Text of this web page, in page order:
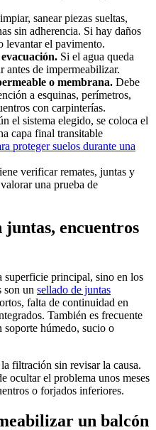
sanear piezas sueltas,
sin adherencia. Si hay daños
levantar el pavimento.
Si el agua queda
antes de impermeabilizar.
o membrana. Debe
a esquinas, perímetros,
con carpinterías.
el sistema elegido, se coloca el
capa final transitable
proteger suelos durante una
verificar remates, juntas y
una prueba de
encuentros
superficie principal, sino en los
son un sellado de juntas
falta de continuidad en
También es frecuente
húmedo, sucio o
filtración sin revisar la causa.
ocultar el problema unos meses
o forjados inferiores.
un balcón